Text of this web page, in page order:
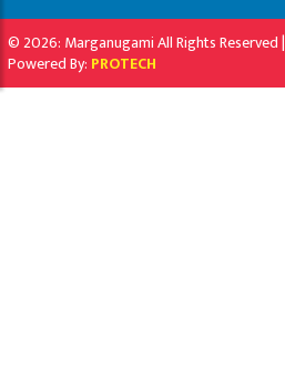
© 2026: Marganugami All Rights Reserved |
Powered By: PROTECH